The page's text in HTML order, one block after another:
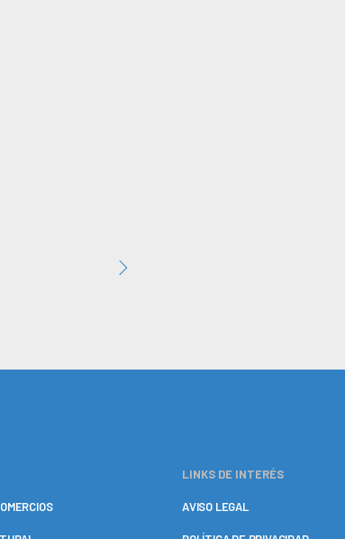
LINKS DE INTERÉS
AVISO LEGAL